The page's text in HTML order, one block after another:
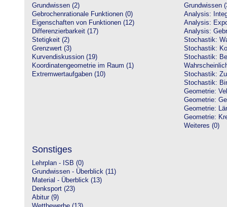
Grundwissen (2)
Gebrochenrationale Funktionen (0)
Eigenschaften von Funktionen (12)
Differenzierbarkeit (17)
Stetigkeit (2)
Grenzwert (3)
Kurvendiskussion (19)
Koordinatengeometrie im Raum (1)
Extremwertaufgaben (10)
Grundwissen
Analysis:
Analysis:
Analysis:
Stochastik:
Stochastik:
Stochastik:
Stochastik:
Stochastik:
Geometrie:
Geometrie:
Geometrie:
Geometrie:
Weiteres (0)
Sonstiges
Lehrplan - ISB (0)
Grundwissen - Überblick (11)
Material - Überblick (13)
Denksport (23)
Abitur (9)